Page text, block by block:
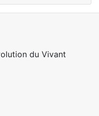
du Vivant